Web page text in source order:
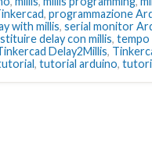
, programmazione
with millis, serial monitor
delay con millis, tempo
Delay2Millis,
, tutorial arduino,